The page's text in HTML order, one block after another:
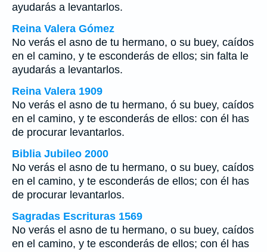
ayudarás a levantarlos.
Reina Valera Gómez
No verás el asno de tu hermano, o su buey, caídos
en el camino, y te esconderás de ellos; sin falta le
ayudarás a levantarlos.
Reina Valera 1909
No verás el asno de tu hermano, ó su buey, caídos
en el camino, y te esconderás de ellos: con él has
de procurar levantarlos.
Biblia Jubileo 2000
No verás el asno de tu hermano, o su buey, caídos
en el camino, y te esconderás de ellos; con él has
de procurar levantarlos.
Sagradas Escrituras 1569
No verás el asno de tu hermano, o su buey, caídos
en el camino, y te esconderás de ellos; con él has